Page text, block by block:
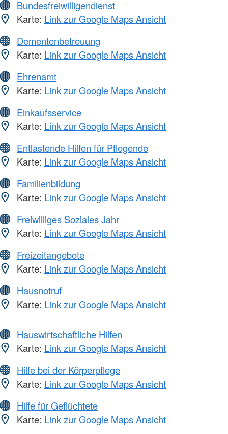
Bundesfreiwilligendienst
Karte: Link zur Google Maps Ansicht
Dementenbetreuung
Karte: Link zur Google Maps Ansicht
Ehrenamt
Karte: Link zur Google Maps Ansicht
Einkaufsservice
Karte: Link zur Google Maps Ansicht
Entlastende Hilfen für Pflegende
Karte: Link zur Google Maps Ansicht
Familienbildung
Karte: Link zur Google Maps Ansicht
Freiwilliges Soziales Jahr
Karte: Link zur Google Maps Ansicht
Freizeitangebote
Karte: Link zur Google Maps Ansicht
Hausnotruf
Karte: Link zur Google Maps Ansicht
Hauswirtschaftliche Hilfen
Karte: Link zur Google Maps Ansicht
Hilfe bei der Körperpflege
Karte: Link zur Google Maps Ansicht
Hilfe für Geflüchtete
Karte: Link zur Google Maps Ansicht